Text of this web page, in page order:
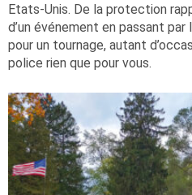
Etats-Unis. De la protection
d’un événement en passant
pour un tournage, autant
police rien que pour vous.